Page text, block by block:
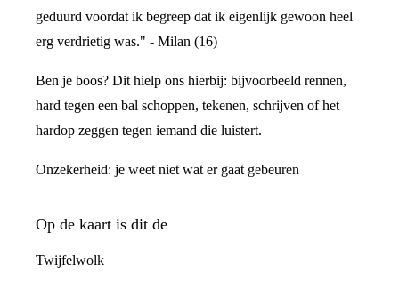
geduurd voordat ik begreep dat ik eigenlijk gewoon heel
erg verdrietig was." - Milan (16)
Ben je boos? Dit hielp ons hierbij: bijvoorbeeld rennen,
hard tegen een bal schoppen, tekenen, schrijven of het
hardop zeggen tegen iemand die luistert.
Onzekerheid: je weet niet wat er gaat gebeuren
Op de kaart is dit de
Twijfelwolk